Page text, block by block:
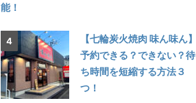
能！
【七輪炭火焼肉 味ん味ん】
予約できる？できない？待
ち時間を短縮する方法３
つ！